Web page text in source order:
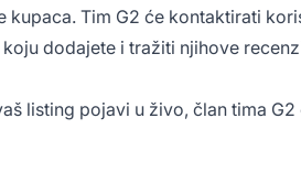
kupaca. Tim G2 će kontaktirati
dodajete i tražiti njihove
listing pojavi u živo, član tima G2